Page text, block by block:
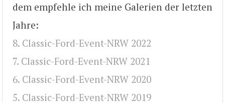
dem empfehle ich meine Galerien der letzten
Jahre:
8. Classic-Ford-Event-NRW 2022
7. Classic-Ford-Event-NRW 2021
6. Classic-Ford-Event-NRW 2020
5. Classic-Ford-Event-NRW 2019